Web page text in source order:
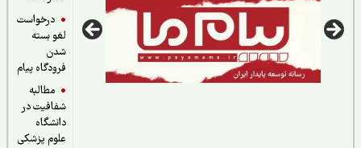
درخواست
لغو بسته
فرودگاه پیام
مطالبه
شفافیت در
دانشگاه
علوم پزشکی